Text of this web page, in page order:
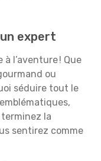
expert
l’aventure ! Que
ou
séduire tout le
la
sentirez comme